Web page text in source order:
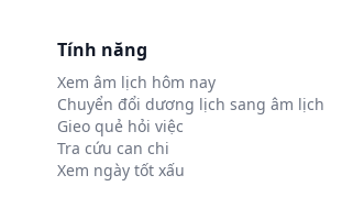
Tính năng
Xem âm lịch hôm nay
Chuyển đổi dương lịch sang âm lịch
Gieo quẻ hỏi việc
Tra cứu can chi
Xem ngày tốt xấu